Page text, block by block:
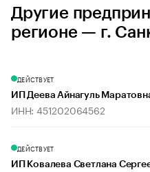
Другие
регионе — г.
ДЕЙСТВУЕТ
ИП Деева Айнагуль
ИНН: 451202064562
ДЕЙСТВУЕТ
ИП Ковалева Светлана